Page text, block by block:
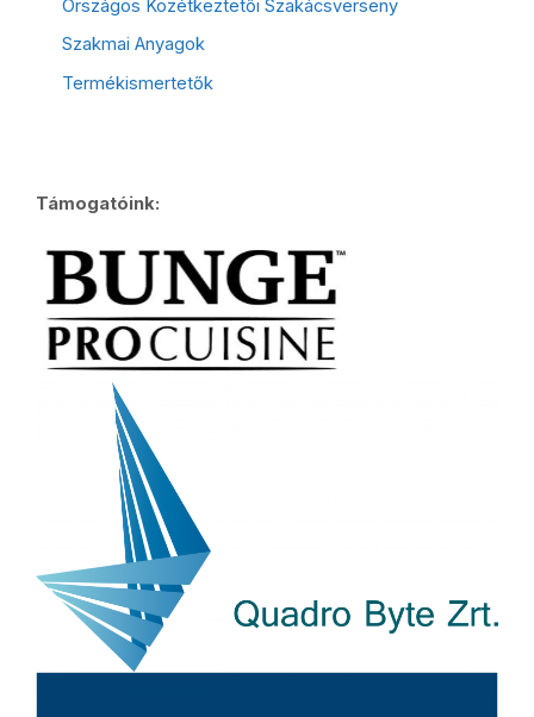
Országos Közétkeztetői Szakácsverseny
Szakmai Anyagok
Termékismertetők
Támogatóink: